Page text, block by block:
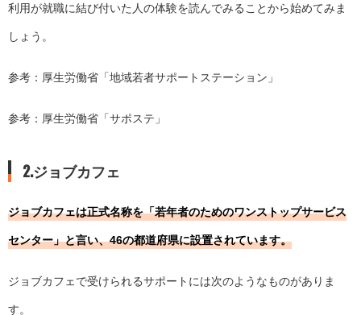
利用が就職に結び付いた人の体験を読んでみることから始めてみま
しょう。
参考：厚生労働省「地域若者サポートステーション 」
参考：厚生労働省「サポステ 」
2.ジョブカフェ
ジョブカフェは正式名称を「若年者のためのワンストップサービス
センター」と言い、46の都道府県に設置されています。
ジョブカフェで受けられるサポートには次のようなものがありま
す。